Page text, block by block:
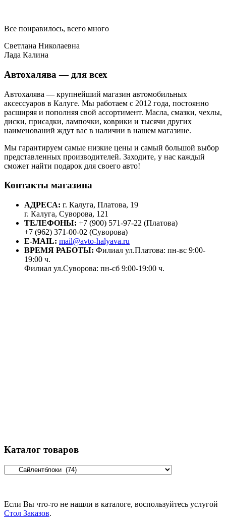
Все понравилось, всего много
Светлана Николаевна
Лада Калина
Автохалява — для всех
Автохалява — крупнейший магазин автомобильных
аксессуаров в Калуге. Мы работаем с 2012 года, постоянно
расширяя и пополняя свой ассортимент. Масла, смазки, чехлы,
диски, присадки, лампочки, коврики и тысячи других
наименований ждут вас в наличии в нашем магазине.
Мы гарантируем самые низкие цены и самый большой выбор
представленных производителей. Заходите, у нас каждый
сможет найти подарок для своего авто!
Контакты магазина
АДРЕСА: г. Калуга, Платова, 19
г. Калуга, Суворова, 121
ТЕЛЕФОНЫ: +7 (900) 571-97-22 (Платова)
+7 (962) 371-00-02 (Суворова)
E-MAIL: mail@avto-halyava.ru
ВРЕМЯ РАБОТЫ: Филиал ул.Платова: пн-вс 9:00-
19:00 ч.
Филиал ул.Суворова: пн-сб 9:00-19:00 ч.
Каталог товаров
Если Вы что-то не нашли в каталоге, воспользуйтесь услугой
Стол Заказов.